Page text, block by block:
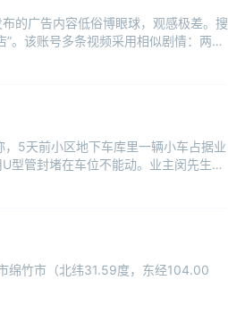
的广告内容低俗博眼球，观感极差。搜
。该账号多条视频采用相似剧情：两名
5天前小区地下车库里一辆小车占据业
型管封堵在车位不能动。业主闵先生
绵竹市（北纬31.59度，东经104.00